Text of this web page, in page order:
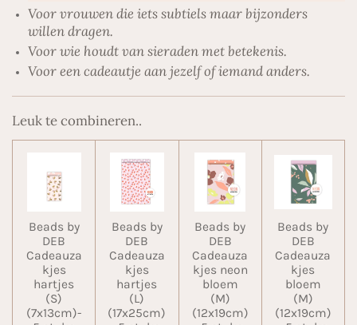
Voor vrouwen die iets subtiels maar bijzonders
willen dragen.
Voor wie houdt van sieraden met betekenis.
Voor een cadeautje aan jezelf of iemand anders.
Leuk te combineren..
Beads by
DEB
Cadeauza
kjes
hartjes
(S)
(7x13cm)-
Beads by
DEB
Cadeauza
kjes
hartjes
(L)
(17x25cm)
Beads by
DEB
Cadeauza
kjes neon
bloem
(M)
(12x19cm)
Beads by
DEB
Cadeauza
kjes
bloem
(M)
(12x19cm)